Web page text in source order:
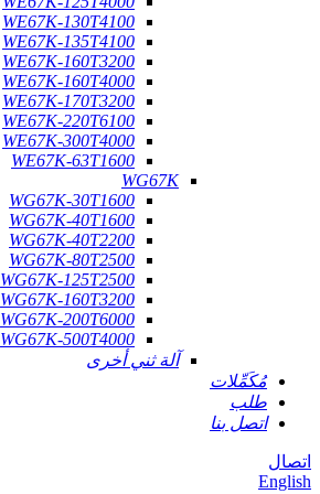
WE67K-130T4100
WE67K-135T4100
WE67K-160T3200
WE67K-160T4000
WE67K-170T3200
WE67K-220T6100
WE67K-300T4000
WE67K-63T1600
WG67K
WG67K-30T1600
WG67K-40T1600
WG67K-40T2200
WG67K-80T2500
WG67K-125T2500
WG67K-160T3200
WG67K-200T6000
WG67K-500T4000
آلة ثني أخرى
مُكَمِّلات
طلب
اتصل بنا
اتصال
English